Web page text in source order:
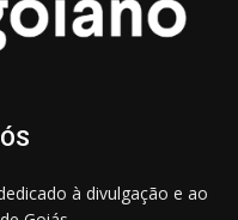
à divulgação e ao